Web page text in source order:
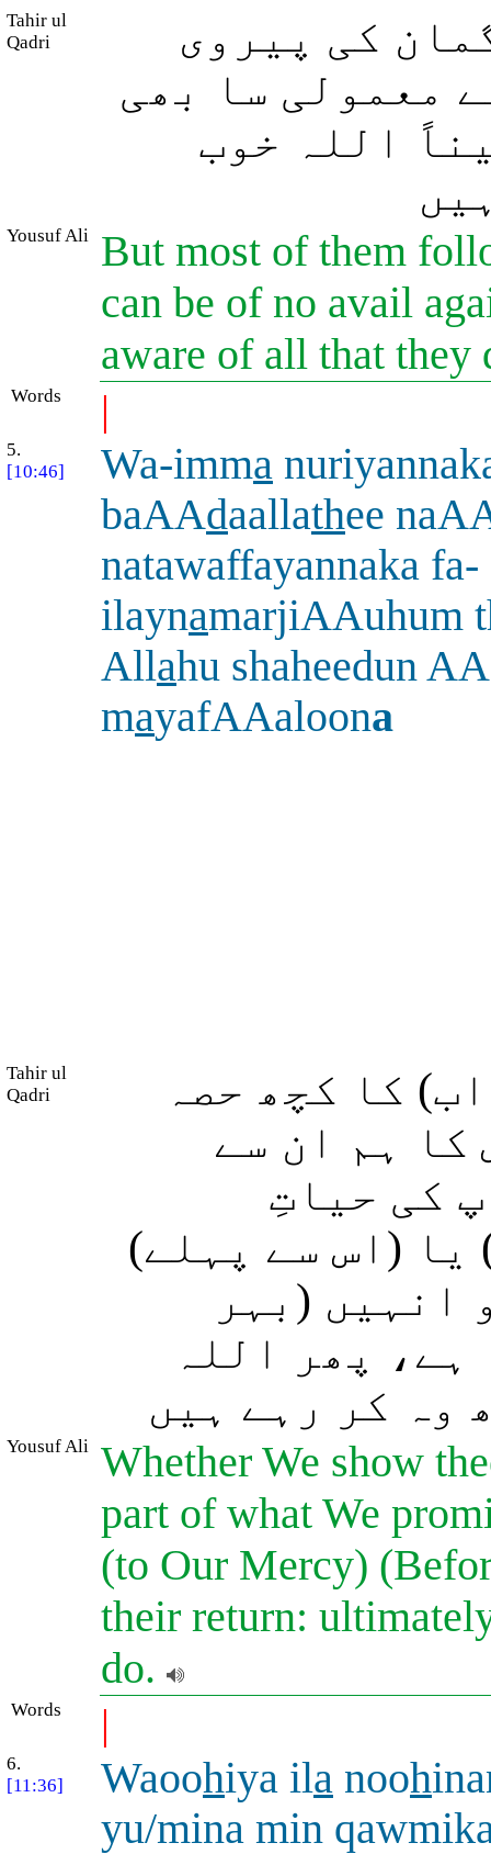
Tahir ul
Qadri
کی پیروی
معمولی سا بھی
اللہ خوب
Yousuf Ali
But most of them
can be of no avail
aware of all that they
Words |
5.
[10:46]
Wa-imma
baAAdaallathee
natawaffayannaka fa-
ilaynamarjiAAuhum
Allahu shaheedun
mayafAAaloona
Tahir ul
Qadri
کا کچھ حصہ
کا ہم ان سے
کی حیاتِ
یا (اس سے پہلے)
انہیں (بہر
پھر اللہ
وہ کر رہے ہیں
Yousuf Ali Whether We show
part of what We
(to Our Mercy)
their return:
do.
Words |
6.
[11:36]
Waoohiya ila nooh
yu/mina min